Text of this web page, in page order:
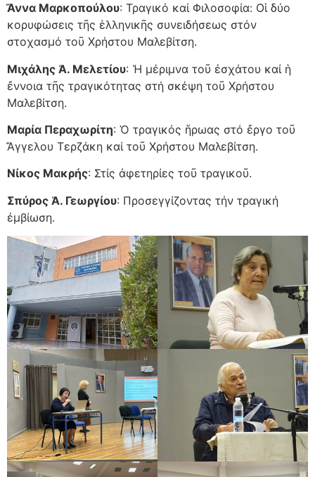
Ἄννα Μαρκοπούλου: Τραγικό καί Φιλοσοφία: Οἱ δύο
κορυφώσεις τῆς ἑλληνικῆς συνειδήσεως στόν
στοχασμό τοῦ Χρήστου Μαλεβίτση.
Μιχάλης Ἀ. Μελετίου: Ἡ μέριμνα τοῦ ἐσχάτου καί ἡ
ἔννοια τῆς τραγικότητας στή σκέψη τοῦ Χρήστου
Μαλεβίτση.
Μαρία Περαχωρίτη: Ὁ τραγικός ἥρωας στό ἔργο τοῦ
Ἄγγελου Τερζάκη καί τοῦ Χρήστου Μαλεβίτση.
Νίκος Μακρής: Στίς ἀφετηρίες τοῦ τραγικοῦ.
Σπύρος Ἀ. Γεωργίου: Προσεγγίζοντας τήν τραγική
ἐμβίωση.